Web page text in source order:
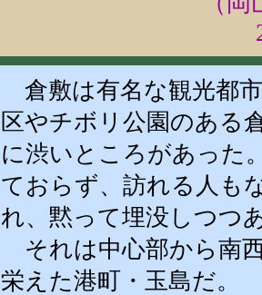
倉敷は有名な観光都
区やチボリ公園のある
に渋いところがあった
ておらず、訪れる人も
れ、黙って埋没しつつ
それは中心部から南
栄えた港町・玉島だ。